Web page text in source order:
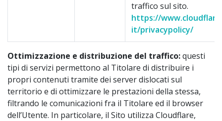
traffico sul sito.
https://
it/privacypolicy/
Ottimizzazione e distribuzione del traffico:questi
tipi di servizi permettono al Titolare di distribuire i
propri contenuti tramite dei server dislocati sul
territorio e di ottimizzare le prestazioni della stessa,
filtrando le comunicazioni fra il Titolare ed il browser
dell’Utente. In particolare, il Sito utilizza Cloudflare,